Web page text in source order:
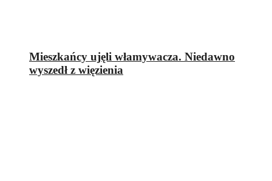
Mieszkańcy ujęli włamywacza. Niedawno
wyszedł z więzienia